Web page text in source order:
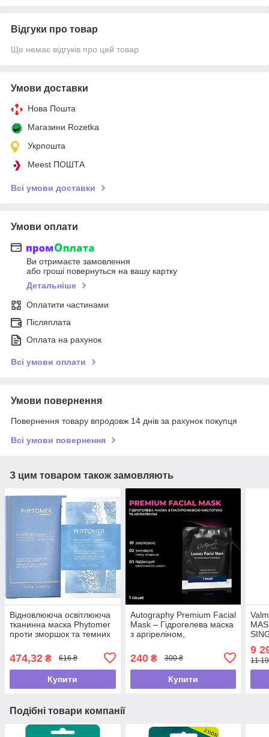
Відгуки про товар
Ще немає відгуків про цей товар
Умови доставки
Нова Пошта
Магазини Rozetka
Укрпошта
Meest ПОШТА
Всі умови доставки
Умови оплати
Ви отримаєте замовлення
або гроші повернуться на вашу картку
Детальніше
Оплатити частинами
Післяплата
Оплата на рахунок
Всі умови оплати
Умови повернення
Повернення товару впродовж 14 днів за рахунок покупця
Всі умови повернення
З цим товаром також замовляють
Відновлююча освітлююча
тканинна маска Phytomer
проти зморшок та темних
474,32 ₴ 616 ₴
Купити
Autography Premium Facial
Mask – Гідрогелева маска
з аргіреліном,
колагеном, саше
240₴ 300 ₴
Купити
9
11
Подібні товари компанії